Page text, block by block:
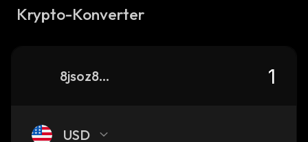
Krypto-Konverter
8jsoz8LvPtVc6faH13TxYsFU5rEVLdSev7Z2h4bupump_solana
USD